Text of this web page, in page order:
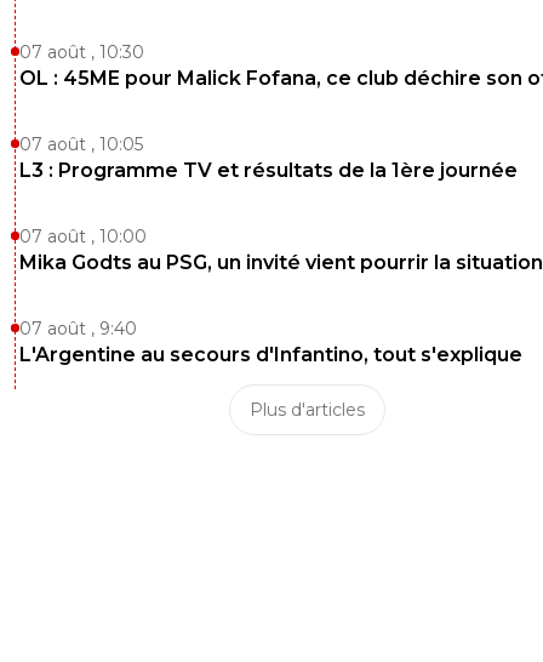
07 août , 10:30
OL : 45ME pour Malick Fofana, ce club déchire son
07 août , 10:05
L3 : Programme TV et résultats de la 1ère journée
07 août , 10:00
Mika Godts au PSG, un invité vient pourrir la situation
07 août , 9:40
L'Argentine au secours d'Infantino, tout s'explique
Plus d'articles